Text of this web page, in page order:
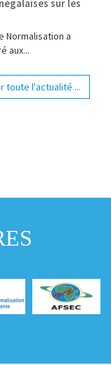
sur les
Normalisation a
aux...
toute l'actualité ...